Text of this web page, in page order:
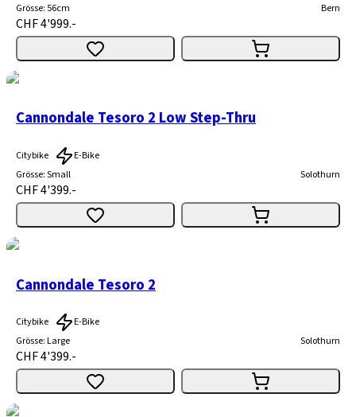
Grösse: 56cm Bern
CHF 4'999.-
Cannondale Tesoro 2 Low Step-Thru
Citybike
E-Bike
Grösse:Small Solothurn
CHF 4'399.-
Cannondale Tesoro 2
Citybike
E-Bike
Grösse:Large Solothurn
CHF 4'399.-